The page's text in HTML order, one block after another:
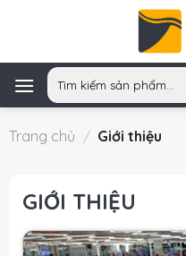
Tìm
kiếm:
Trang chủ / Giới thiệu
GIỚI THIỆU